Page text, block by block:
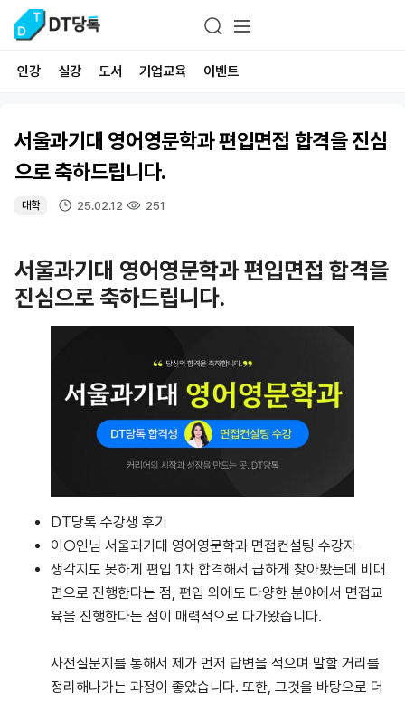
인강 실강 도서 기업교육 이벤트
서울과기대 영어영문학과 편입면접 합격을 진심
으로 축하드립니다.
대학 25.02.12 251
서울과기대 영어영문학과 편입면접 합격을
진심으로 축하드립니다.
DT당톡 수강생 후기
이○인님 서울과기대 영어영문학과 면접컨설팅 수강자
생각지도 못하게 편입 1차 합격해서 급하게 찾아봤는데 비대
면으로 진행한다는 점, 편입 외에도 다양한 분야에서 면접교
육을 진행한다는 점이 매력적으로 다가왔습니다.
사전질문지를 통해서 제가 먼저 답변을 적으며 말할 거리를
정리해나가는 과정이 좋았습니다. 또한, 그것을 바탕으로 더